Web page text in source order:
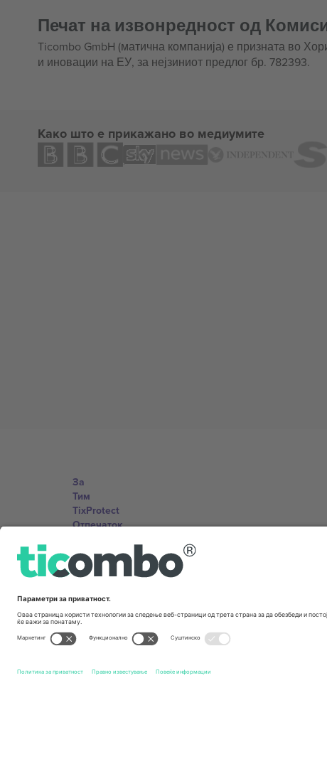
Печат на извонредност од
Ticombo GmbH (матична компанија) е призната во
и иновации на ЕУ, за нејзиниот предлог бр. 782393.
Како што е прикажано во медиумите
За
Тим
TixProtect
Отпечаток
Придружна програма